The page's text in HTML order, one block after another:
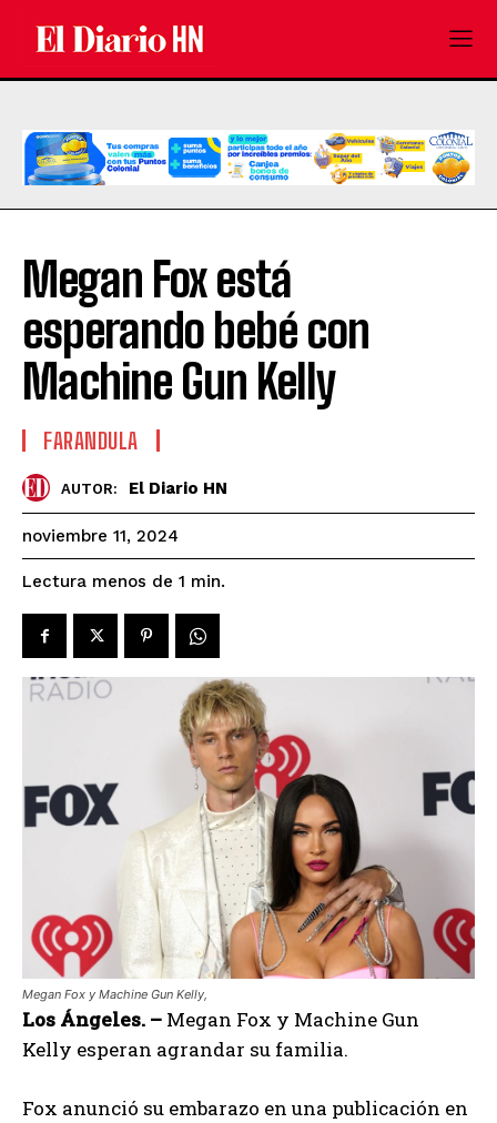
Megan Fox está
esperando bebé con
Machine Gun Kelly
FARANDULA
AUTOR: El Diario HN
noviembre 11, 2024
Lectura menos de 1 min.
Megan Fox y Machine Gun Kelly,
Los Ángeles. – Megan Fox y Machine Gun
Kelly esperan agrandar su familia.
Fox anunció su embarazo en una publicación en